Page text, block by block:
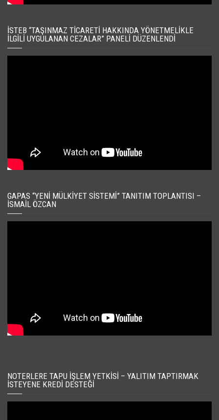
İSTEB “TAŞINMAZ TICARETI HAKKINDA YÖNETMELIKLE
İLGILI UYGULANAN CEZALAR” PANELI DÜZENLENDI
GAPAS “YENI MÜLKIYET SISTEMI” TANITIM TOPLANTISI –
İSMAIL ÖZCAN
NOTERLERE TAPU İŞLEM YETKISI – YALITIM TAPTIRMAK
İSTEYENE KREDI DESTEĞI